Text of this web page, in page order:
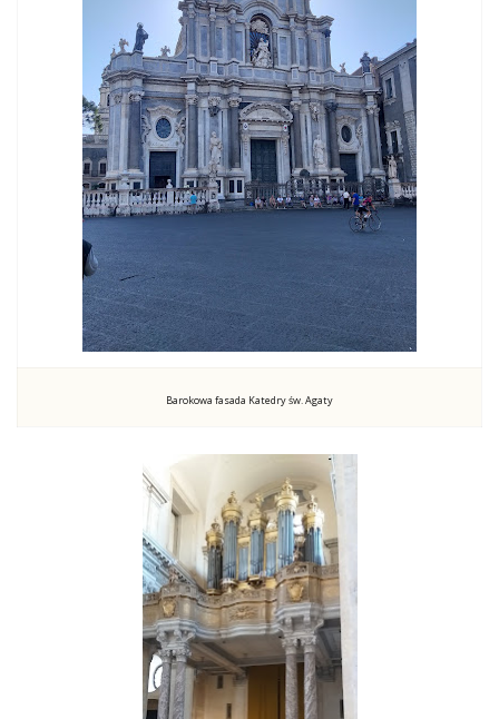
Barokowa fasada Katedry św. Agaty